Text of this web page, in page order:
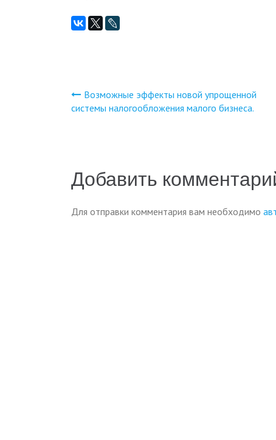
Навигация
записям
Возможные эффекты новой упрощенной
системы налогообложения малого бизнеса.
Добавить
Для отправки комментария вам необходимо